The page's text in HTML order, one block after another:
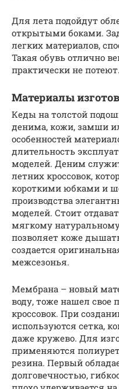
Для лета подойдут
открытыми боками.
легких материалов,
Такая обувь отлично
практически не потеют.
Материалы
Кеды на толстой
денима, кожи, замши
особенностей
длительность
моделей. Деним
летних кроссовок,
короткими юбками и
производства
моделей. Стоит
мягкому
позволяет коже
создается
межсезонья.
Мембрана – новый
воду, тоже нашел свое
кроссовок. При
используются сетка,
даже кружево. Для
применяются
резина. Первый
долговечностью,